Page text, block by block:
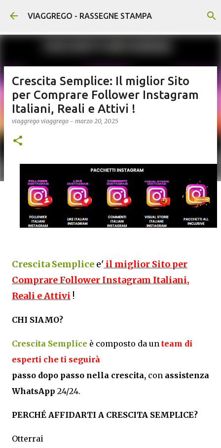
Passa ai contenuti principali
VIAGGREGO - RASSEGNE STAMPA
Crescita Semplice: Il miglior Sito
per Comprare Follower Instagram
Italiani, Reali e Attivi !
viaggrego viaggrego - marzo 20, 2025
Crescita Semplice e' il miglior Sito per
Comprare Follower Instagram Italiani,
Reali e Attivi !
CHI SIAMO?
Crescita Semplice è composto da un team di
esperti che ti seguirà
passo dopo passo nella crescita, con assistenza
WhatsApp 24/24.
PERCHÉ AFFIDARTI A CRESCITA SEMPLICE?
Otterrai